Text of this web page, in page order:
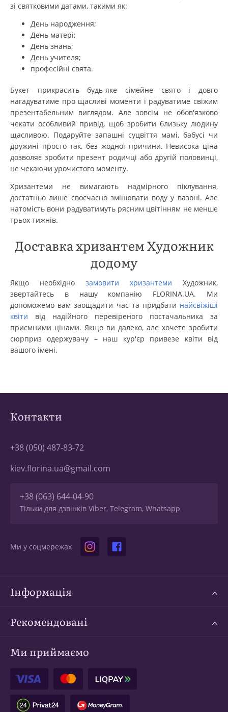
зі святковими датами, такими як:
День народження;
День матері;
День знань;
День учителя;
професійні свята.
Букет прикрасить будь-яке сімейне свято і довго
нагадуватиме про щасливі моменти і радуватиме свіжим
презентабельним виглядом. Але зовсім не обов'язково
чекати особливий привід, щоб зробити близьку людину
щасливою. Подаруйте запашні суцвіття мамі, бабусі чи
дружині просто так, без жодної причини. Невисока ціна
дозволяє зробити презент родичці або другій половинці,
не чекаючи урочистого моменту.
Хризантеми не вимагають надмірного піклування,
достатньо лише своєчасно змінювати воду у вазоні. Але
натомість вони радуватимуть рясним цвітінням не менше
трьох тижнів.
Доставка хризантем Художник
додому
Якщо необхідно замовити хризантеми Художник,
звертайтесь в нашу компанію FLORINA.UA. Ми
допоможемо вам заощадити час та придбати найсвіжіші
квіти від надійного перевіреного постачальника за
приємними цінами. Якщо ви далеко, але хочете зробити
сюрприз одержувачу – наш кур'єр привезе квіти від
вашого імені.
Контакти
+38 (050) 487-83-72
kiev.florina.ua@gmail.com
+38 (063) 644-04-90
Тільки для дзвінків Viber, Telegram, Whatsapp
Ми у соцмережах
Інформація
Рекомендовані
Ми приймаємо